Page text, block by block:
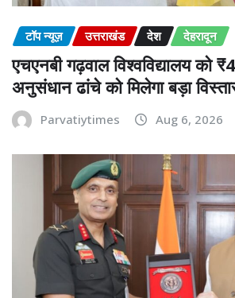
टॉप न्यूज़ उत्तराखंड देश देहरादून
एचएनबी गढ़वाल विश्वविद्यालय को
अनुसंधान ढांचे को मिलेगा बड़ा
Parvatiytimes Aug 6, 2026